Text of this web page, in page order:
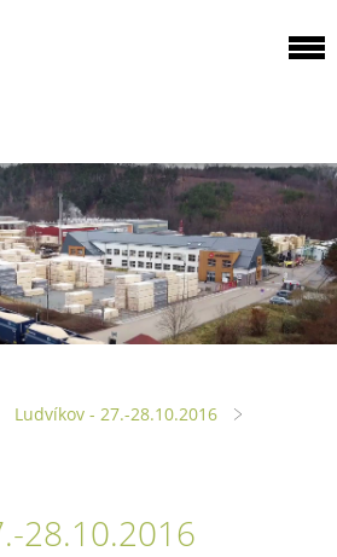
Ludvíkov - 27.-28.10.2016
28.10.2016